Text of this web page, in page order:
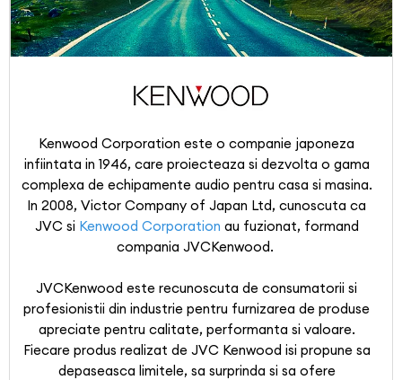
Kenwood Corporation este o companie japoneza
infiintata in 1946, care proiecteaza si dezvolta o gama
complexa de echipamente audio pentru casa si masina.
In 2008, Victor Company of Japan Ltd, cunoscuta ca
JVC si Kenwood Corporation au fuzionat, formand
compania JVCKenwood.
JVCKenwood este recunoscuta de consumatorii si
profesionistii din industrie pentru furnizarea de produse
apreciate pentru calitate, performanta si valoare.
Fiecare produs realizat de JVC Kenwood isi propune sa
depaseasca limitele, sa surprinda si sa ofere